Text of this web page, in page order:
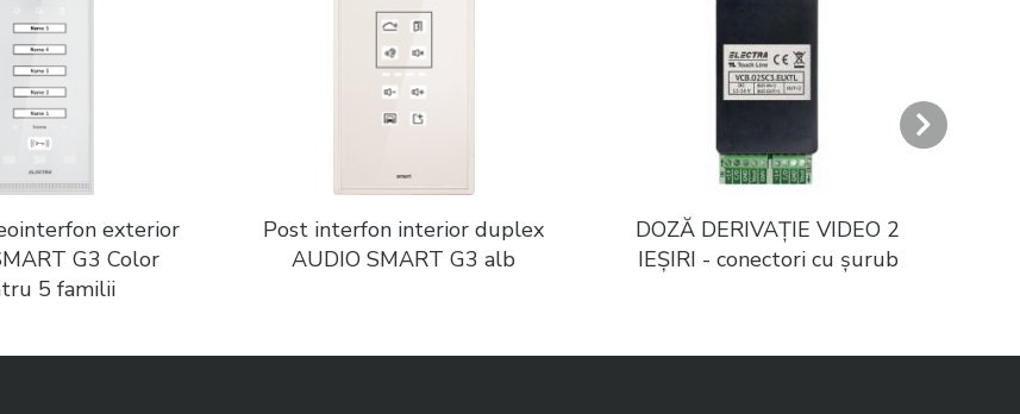
exterior
G3 Color
5 familii
Post interfon interior duplex
AUDIO SMART G3 alb
DOZĂ DERIVAȚIE VIDEO 2
IEȘIRI - conectori cu șurub